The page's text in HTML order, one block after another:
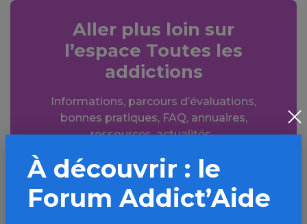
Aller plus loin sur
l’espace Toutes les
addictions
Informations, parcours d’évaluations,
bonnes pratiques, FAQ, annuaires,
ressources, actualités...
Découvrir
À découvrir : le
Forum Addict’Aide